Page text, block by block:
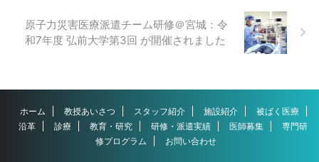
原子力災害医療派遣チーム研修＠宮城：令
和7年度 弘前大学第3回 が開催されました
ホーム 教授あいさつ スタッフ紹介 施設紹介
被ばく医療
沿革
診療 教育・研究 研修・派遣実績 医師募集
専門研
修プログラム
お問い合わせ